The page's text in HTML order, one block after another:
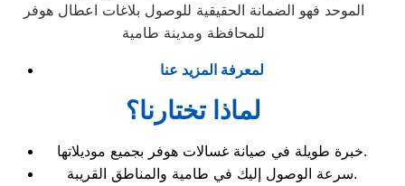
الموحد فهو الضمانة الحقيقية للوصول بلاغات اعطال هوفر
للمحافظة ومدينة طامية
لمعرفة المزيد عنا
لماذا تختارنا؟
خبرة طويلة في صيانة غسالات هوفر بجميع موديلاتها.
سرعة الوصول إليك في طامية والمناطق القريبة.